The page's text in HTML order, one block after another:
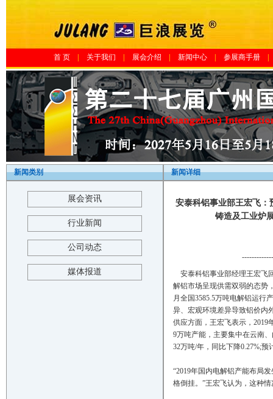
首 页 关于我们 展会介绍 新闻中心 参展商手册|
新闻类别
展会资讯
行业新闻
公司动态
媒体报道
新闻详细
安泰科铝事业部王宏飞：
铸造及工业炉
安泰科铝事业部经理王宏飞
解铝市场呈现供需双弱的态势
月全国3585.5万吨电解铝运行
异、宏观环境差异导致铝价内
供应方面，王宏飞表示，2019
9万吨产能，主要集中在云南
32万吨/年，同比下降0.27%;预
“2019年国内电解铝产能布局
格倒挂。”王宏飞认为，这种